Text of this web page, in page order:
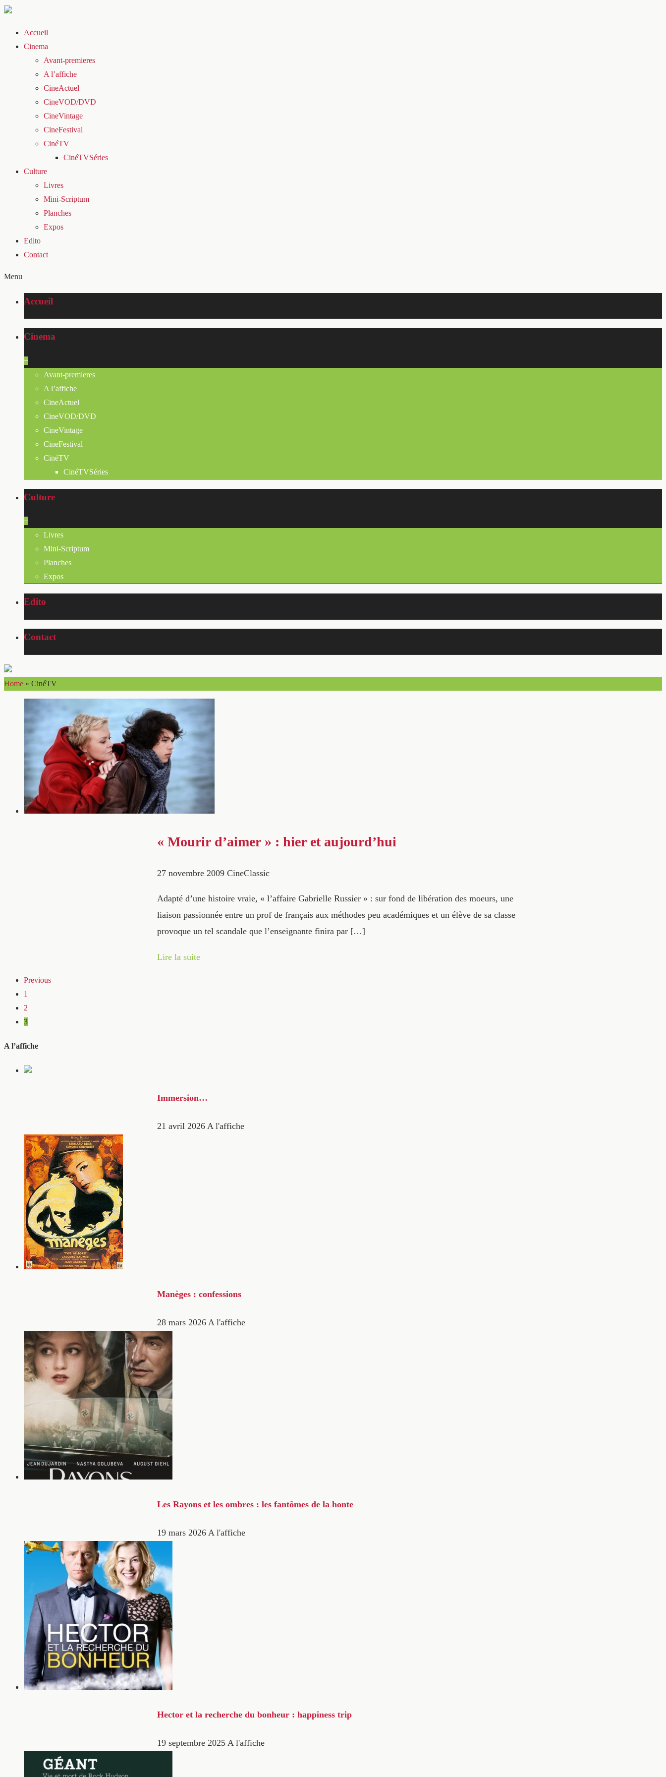
Accueil
Cinema
Avant-premieres
A l’affiche
CineActuel
CineVOD/DVD
CineVintage
CineFestival
CinéTV
CinéTVSéries
Culture
Livres
Mini-Scriptum
Planches
Expos
Edito
Contact
Menu
Accueil
Cinema
+
Avant-premieres
A l’affiche
CineActuel
CineVOD/DVD
CineVintage
CineFestival
CinéTV
CinéTVSéries
Culture
+
Livres
Mini-Scriptum
Planches
Expos
Edito
Contact
Home » CinéTV
« Mourir d’aimer » : hier et aujourd’hui
27 novembre 2009 CineClassic
Adapté d’une histoire vraie, « l’affaire Gabrielle Russier » : sur fond de libération des moeurs, une
liaison passionnée entre un prof de français aux méthodes peu académiques et un élève de sa classe
provoque un tel scandale que l’enseignante finira par […]
Lire la suite
Previous
1
2
3
A l’affiche
Immersion…
21 avril 2026 A l'affiche
Manèges : confessions
28 mars 2026 A l'affiche
Les Rayons et les ombres : les fantômes de la honte
19 mars 2026 A l'affiche
Hector et la recherche du bonheur : happiness trip
19 septembre 2025 A l'affiche